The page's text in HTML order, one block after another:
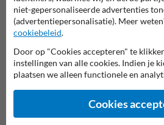
Stel je vraag aan
niet-gepersonaliseerde advertenties
(advertentiepersonalisatie). Meer
cookiebeleid.
Door op "Cookies accepteren" te
instellingen van alle cookies. Indien je
plaatsen we alleen functionele en
Cookies